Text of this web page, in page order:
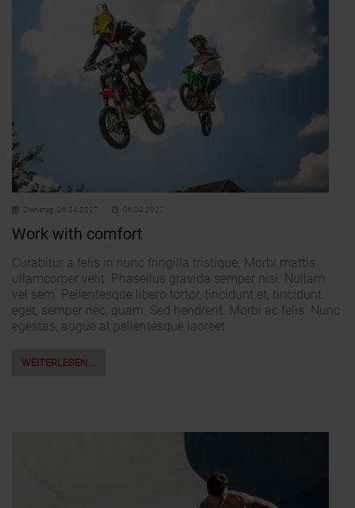
Dienstag, 06.04.2027 06.04.2027
Work with comfort
Curabitur a felis in nunc fringilla tristique. Morbi mattis
ullamcorper velit. Phasellus gravida semper nisi. Nullam
vel sem. Pellentesque libero tortor, tincidunt et, tincidunt
eget, semper nec, quam. Sed hendrerit. Morbi ac felis. Nunc
egestas, augue at pellentesque laoreet.
WEITERLESEN …